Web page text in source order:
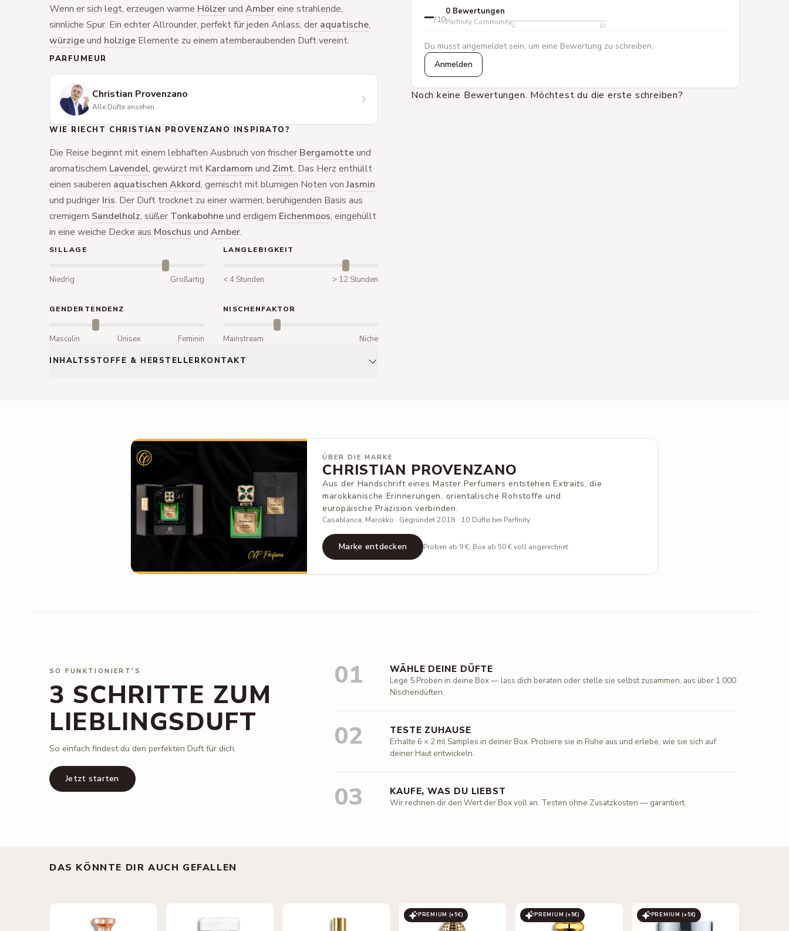
Wenn er sich legt, erzeugen warme Hölzerund Ambereine strahlende,
sinnliche Spur. Ein echter Allrounder, perfekt für jeden Anlass, der aquatische,
würzigeund holzige Elemente zu einem atemberaubenden Duft vereint.
PARFUMEUR
Christian Provenzano
Alle Düfte ansehen
WIE RIECHT CHRISTIAN PROVENZANO INSPIRATO?
Die Reise beginnt mit einem lebhaften Ausbruch von frischer Bergamotteund
aromatischem Lavendel, gewürzt mit Kardamom und Zimt. Das Herz enthüllt
einen sauberen aquatischen Akkord, gemischt mit blumigen Noten vonJasmin
und pudriger Iris. Der Duft trocknet zu einer warmen, beruhigenden Basis aus
cremigem Sandelholz, süßer Tonkabohneund erdigem Eichenmoos, eingehüllt
in eine weiche Decke aus Moschus und Amber.
SILLAGE
Niedrig Großartig
LANGLEBIGKEIT
< 4 Stunden > 12 Stunden
GENDERTENDENZ
Masculin Unisex Feminin
NISCHENFAKTOR
Mainstream Niche
INHALTSSTOFFE & HERSTELLERKONTAKT
–/10
0 Bewertungen
Parfinity Community0 10
Du musst angemeldet sein, um eine Bewertung zu schreiben.
Anmelden
Noch keine Bewertungen. Möchtest du die erste schreiben?
ÜBER DIE MARKE
CHRISTIAN PROVENZANO
Aus der Handschrift eines Master Perfumers entstehen Extraits, die
marokkanische Erinnerungen, orientalische Rohstoffe und
europäische Präzision verbinden.
Casablanca, Marokko · Gegründet 2018 · 10 Düfte bei Parfinity
Marke entdecken Proben ab 9 €, Box ab 50 € voll angerechnet
SO FUNKTIONIERT'S
3 SCHRITTE ZUM
LIEBLINGSDUFT
So einfach findest du den perfekten Duft für dich.
Jetzt starten
01 WÄHLE DEINE DÜFTE
Lege 5 Proben in deine Box — lass dich beraten oder stelle sie selbst zusammen, aus über 1.000
Nischendüften.
02 TESTE ZUHAUSE
Erhalte 6 × 2 ml Samples in deiner Box. Probiere sie in Ruhe aus und erlebe, wie sie sich auf
deiner Haut entwickeln.
03 KAUFE, WAS DU LIEBST
Wir rechnen dir den Wert der Box voll an. Testen ohne Zusatzkosten — garantiert.
DAS KÖNNTE DIR AUCH GEFALLEN
PREMIUM (+5€) PREMIUM (+5€) PREMIUM (+5€)